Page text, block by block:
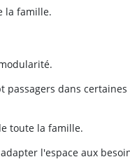
la famille.
dans certaines
toute la famille.
l'espace aux